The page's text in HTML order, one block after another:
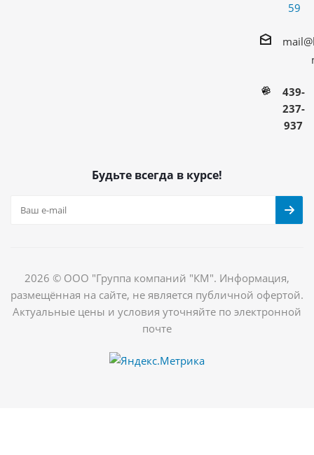
59
439-
237-
937
Будьте всегда в курсе!
2026 © ООО "Группа компаний "КМ". Информация,
размещённая на сайте, не является публичной офертой.
Актуальные цены и условия уточняйте по электронной
почте